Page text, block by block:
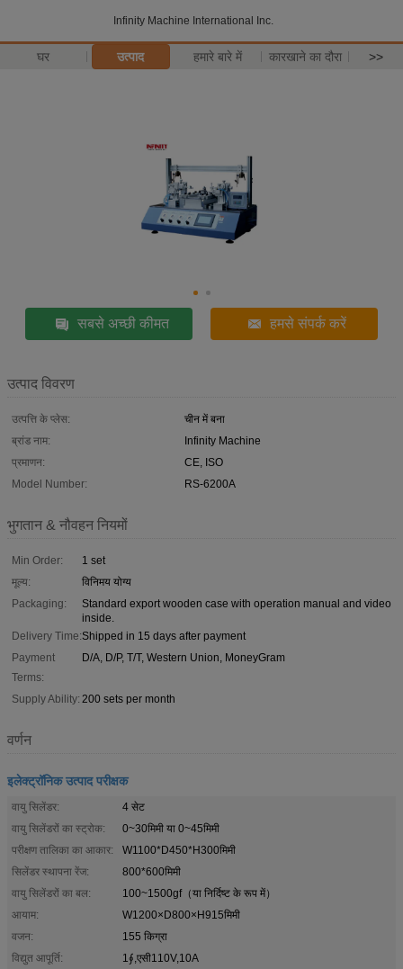
Infinity Machine International Inc.
घर उत्पाद हमारे बारे में कारखाने का दौरा >>
सबसे अच्छी कीमत हमसे संपर्क करें
उत्पाद विवरण
उत्पत्ति के प्लेस:
चीन में बना
ब्रांड नाम:
Infinity Machine
प्रमाणन:
CE, ISO
Model Number:
RS-6200A
भुगतान & नौवहन नियमों
Min Order:
1 set
मूल्य:
विनिमय योग्य
Packaging:
Standard export wooden case with operation manual and video
inside.
Delivery Time:Shipped in 15 days after payment
Payment
Terms:
D/A, D/P, T/T, Western Union, MoneyGram
Supply Ability: 200 sets per month
वर्णन
इलेक्ट्रॉनिक उत्पाद परीक्षक
वायु सिलेंडर:
4 सेट
वायु सिलेंडरों का स्ट्रोक:
0~30मिमी या 0~45मिमी
परीक्षण तालिका का आकार:
W1100*D450*H300मिमी
सिलेंडर स्थापना रेंज:
800*600मिमी
वायु सिलेंडरों का बल:
100~1500gf（या निर्दिष्ट के रूप में）
आयाम:
W1200×D800×H915मिमी
वजन:
155 किग्रा
विद्युत आपूर्ति:
1∮,एसी110V,10A